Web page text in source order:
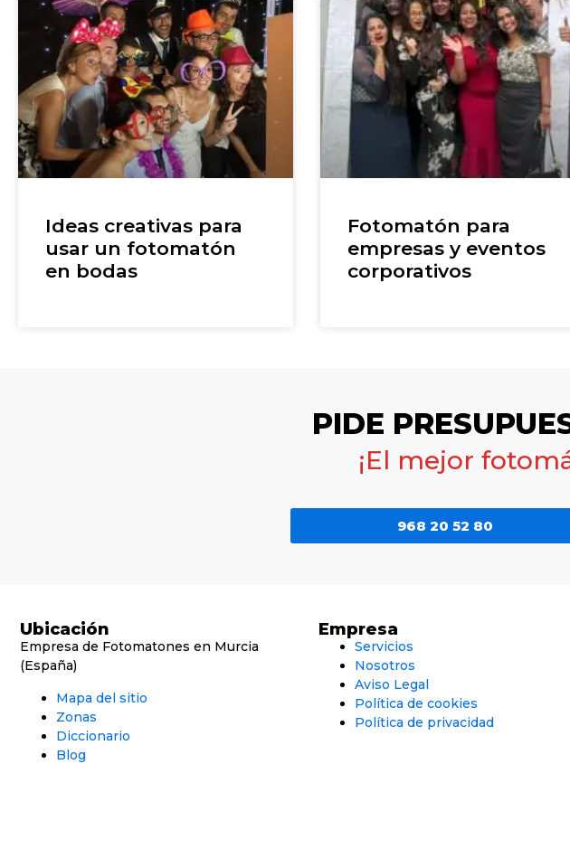
Ideas creativas para
usar un fotomatón
en bodas
Fotomatón para
empresas y eventos
corporativos
PIDE
¡El mejor
968 20 52 80
Ubicación
Empresa de Fotomatones en Murcia
(España)
Mapa del sitio
Zonas
Diccionario
Blog
Empresa
Servicios
Nosotros
Aviso Legal
Política de cookies
Política de privacidad